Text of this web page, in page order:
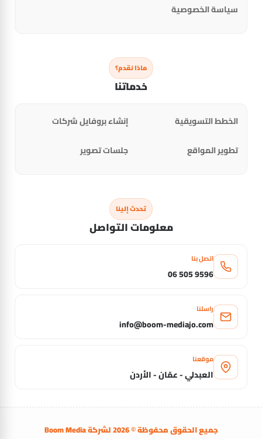
سياسة الخصوصية
ماذا نقدم؟
خدماتنا
الخطط التسويقية
إنشاء بروفايل شركات
تطوير المواقع
جلسات تصوير
تحدث إلينا
معلومات التواصل
اتصل بنا
06 505 9596
راسلنا
info@boom-mediajo.com
موقعنا
العبدلي - عمّان - الأردن
جميع الحقوق محفوظة © 2026 لشركة Boom Media